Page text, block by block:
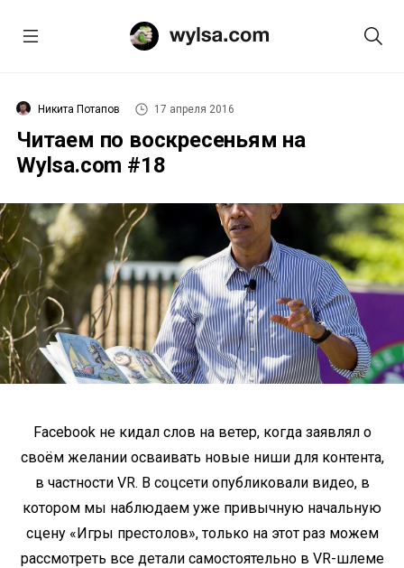
Никита Потапов 17 апреля 2016
Читаем по воскресеньям на
Wylsa.com #18
Facebook не кидал слов на ветер, когда заявлял о
своём желании осваивать новые ниши для контента,
в частности VR. В соцсети опубликовали видео, в
котором мы наблюдаем уже привычную начальную
сцену «Игры престолов», только на этот раз можем
рассмотреть все детали самостоятельно в VR-шлеме